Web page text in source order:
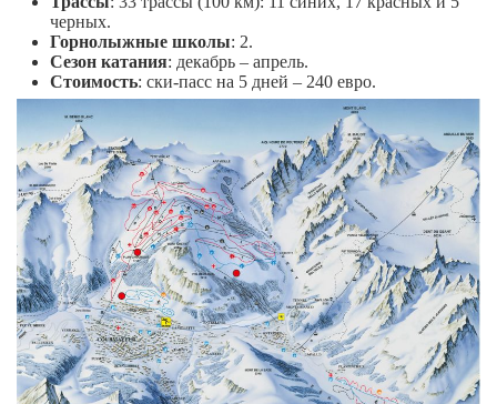
черных.
Горнолыжные школы: 2.
Сезон катания: декабрь – апрель.
Стоимость: ски-пасс на 5 дней – 240 евро.